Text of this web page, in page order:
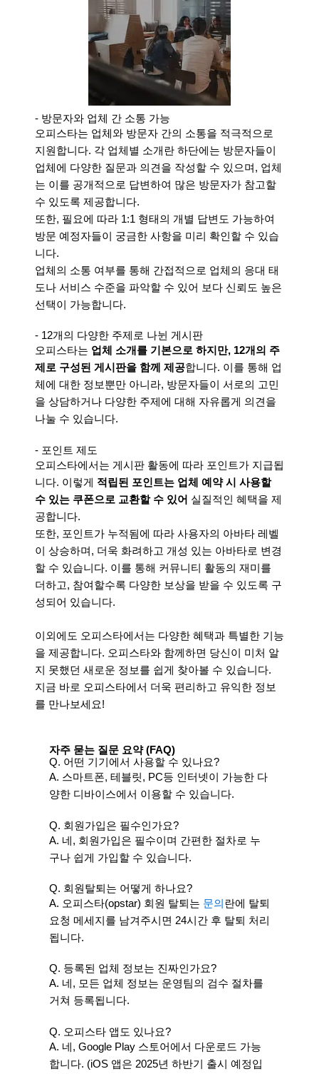
- 방문자와 업체 간 소통 가능
오피스타는 업체와 방문자 간의 소통을 적극적으로
지원합니다. 각 업체별 소개란 하단에는 방문자들이
업체에 다양한 질문과 의견을 작성할 수 있으며, 업체
는 이를 공개적으로 답변하여 많은 방문자가 참고할
수 있도록 제공합니다.
또한, 필요에 따라 1:1 형태의 개별 답변도 가능하여
방문 예정자들이 궁금한 사항을 미리 확인할 수 있습
니다.
업체의 소통 여부를 통해 간접적으로 업체의 응대 태
도나 서비스 수준을 파악할 수 있어 보다 신뢰도 높은
선택이 가능합니다.
- 12개의 다양한 주제로 나뉜 게시판
오피스타는 업체 소개를 기본으로 하지만, 12개의 주
제로 구성된 게시판을 함께 제공합니다. 이를 통해 업
체에 대한 정보뿐만 아니라, 방문자들이 서로의 고민
을 상담하거나 다양한 주제에 대해 자유롭게 의견을
나눌 수 있습니다.
- 포인트 제도
오피스타에서는 게시판 활동에 따라 포인트가 지급됩
니다. 이렇게 적립된 포인트는 업체 예약 시 사용할
수 있는 쿠폰으로 교환할 수 있어 실질적인 혜택을 제
공합니다.
또한, 포인트가 누적됨에 따라 사용자의 아바타 레벨
이 상승하며, 더욱 화려하고 개성 있는 아바타로 변경
할 수 있습니다. 이를 통해 커뮤니티 활동의 재미를
더하고, 참여할수록 다양한 보상을 받을 수 있도록 구
성되어 있습니다.
이외에도 오피스타에서는 다양한 혜택과 특별한 기능
을 제공합니다. 오피스타와 함께하면 당신이 미처 알
지 못했던 새로운 정보를 쉽게 찾아볼 수 있습니다.
지금 바로 오피스타에서 더욱 편리하고 유익한 정보
를 만나보세요!
자주 묻는 질문 요약 (FAQ)
Q. 어떤 기기에서 사용할 수 있나요?
A. 스마트폰, 테블릿, PC등 인터넷이 가능한 다
양한 디바이스에서 이용할 수 있습니다.
Q. 회원가입은 필수인가요?
A. 네, 회원가입은 필수이며 간편한 절차로 누
구나 쉽게 가입할 수 있습니다.
Q. 회원탈퇴는 어떻게 하나요?
A. 오피스타(opstar) 회원 탈퇴는 문의 란에 탈퇴
요청 메세지를 남겨주시면 24시간 후 탈퇴 처리
됩니다.
Q. 등록된 업체 정보는 진짜인가요?
A. 네, 모든 업체 정보는 운영팀의 검수 절차를
거쳐 등록됩니다.
Q. 오피스타 앱도 있나요?
A. 네, Google Play 스토어에서 다운로드 가능
합니다. (iOS 앱은 2025년 하반기 출시 예정입